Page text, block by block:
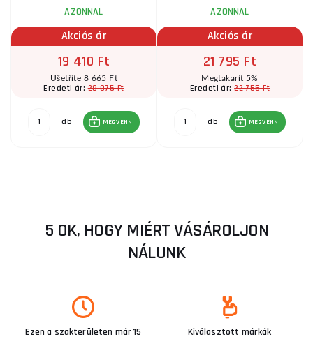
AZONNAL
Akciós ár
19 410 Ft
Ušetříte 8 665 Ft
Eredeti ár:28 075 Ft
db MEGVENNI
AZONNAL
Akciós ár
21 795 Ft
Megtakarít 5%
Eredeti ár:22 755 Ft
db MEGVENNI
5 OK, HOGY MIÉRT VÁSÁROLJON
NÁLUNK
Ezen a szakterületen már 15
Kiválasztott márkák